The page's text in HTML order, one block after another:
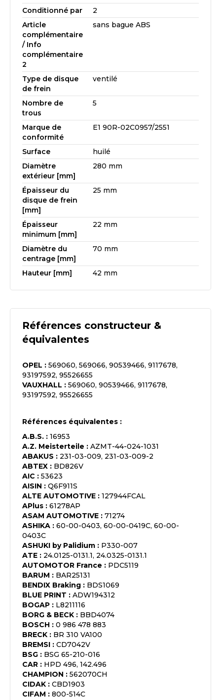
Conditionné par
2
Article
complémentaire
/ Info
complémentaire
2
sans bague ABS
Type de disque
de frein
ventilé
Nombre de
trous
5
Marque de
conformité
E1 90R-02C0957/2551
Surface
huilé
Diamètre
extérieur [mm]
280 mm
Épaisseur du
disque de frein
[mm]
25 mm
Épaisseur
minimum [mm]
22 mm
Diamètre du
centrage [mm]
70 mm
Hauteur [mm] 42 mm
Références constructeur &
équivalentes
OPEL : 569060, 569066, 90539466, 9117678,
93197592, 95526655
VAUXHALL : 569060, 90539466, 9117678,
93197592, 95526655
Références équivalentes :
A.B.S. : 16953
A.Z. Meisterteile : AZMT-44-024-1031
ABAKUS : 231-03-009, 231-03-009-2
ABTEX : BD826V
AIC : 53623
AISIN : Q6F911S
ALTE AUTOMOTIVE : 127944FCAL
APlus : 61278AP
ASAM AUTOMOTIVE : 71274
ASHIKA : 60-00-0403, 60-00-0419C, 60-00-
0403C
ASHUKI by Palidium : P330-007
ATE : 24.0125-0131.1, 24.0325-0131.1
AUTOMOTOR France : PDC5119
BARUM : BAR25131
BENDIX Braking : BDS1069
BLUE PRINT : ADW194312
BOGAP : L8211116
BORG & BECK : BBD4074
BOSCH : 0 986 478 883
BRECK : BR 310 VA100
BREMSI : CD7042V
BSG : BSG 65-210-016
CAR : HPD 496, 142.496
CHAMPION : 562070CH
CIDAK : CBD1903
CIFAM : 800-514C